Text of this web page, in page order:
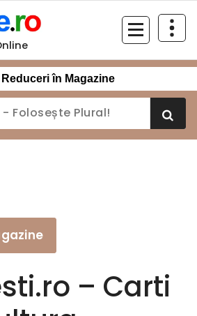
în Magazine
– Carti